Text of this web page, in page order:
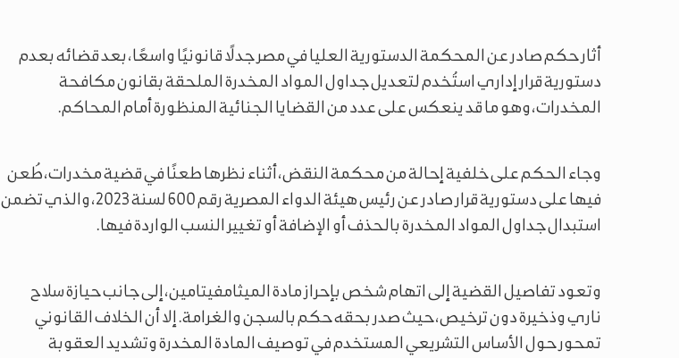
أثار حكم صادر عن المحكمة الدستورية العليا في مصر جدلًا قانونيًا واسعًا، بعد قضائه بعدم
دستورية قرار إداري استُخدم لتعديل جداول المواد المخدرة الملحقة بقانون مكافحة
المخدرات، وهو ما قد ينعكس على عدد من القضايا الجنائية المنظورة أمام المحاكم.
وجاء الحكم على خلفية إحالة من محكمة النقض، أثناء نظرها طعنًا في قضية مخدرات، طُعن
فيها على دستورية قرار صادر عن رئيس هيئة الدواء المصرية رقم 600 لسنة 2023، والذي تضمن
استبدال جداول المواد المخدرة بالحذف أو الإضافة أو تغيير النسب الواردة فيها.
وتعود تفاصيل القضية إلى اتهام شخص بإحراز مادة الميثامفيتامين، إلى جانب حيازة سلاح
ناري وذخيرة دون ترخيص، حيث صدر بحقه حكم بالسجن والغرامة. إلا أن الخلاف القانوني
تمحور حول الأساس التشريعي المستخدم في توصيف المادة المخدرة وتشديد العقوبة